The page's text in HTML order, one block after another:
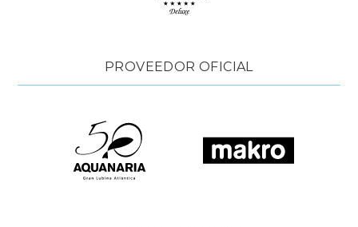
PROVEEDOR OFICIAL